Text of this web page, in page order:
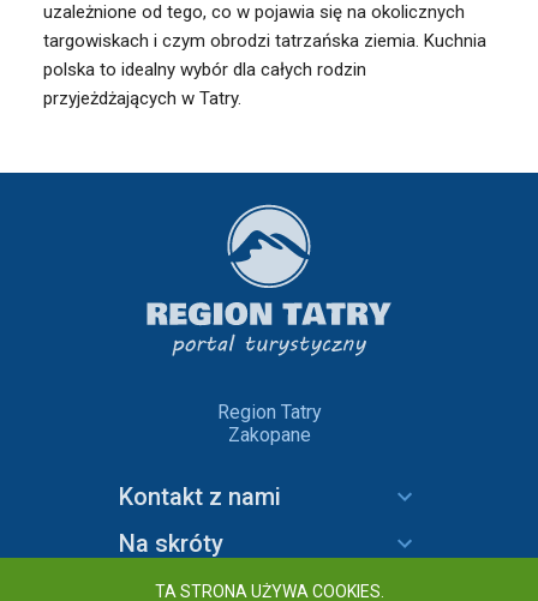
uzależnione od tego, co w pojawia się na okolicznych
targowiskach i czym obrodzi tatrzańska ziemia. Kuchnia
polska to idealny wybór dla całych rodzin
przyjeżdżających w Tatry.
Region Tatry
Zakopane
Kontakt z nami
Na skróty
Informacje
TA STRONA UŻYWA COOKIES.